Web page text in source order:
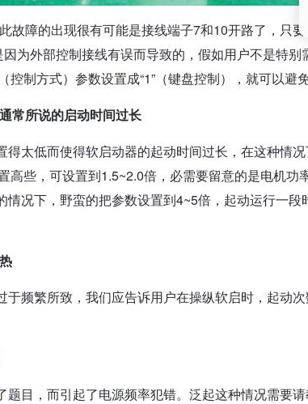
障的出现很有可能是接线端子7和10开路了，只要
为外部控制接线有误而导致的，假如用户不是特别
制方式）参数设置成“1”（键盘控制），就可以避免
常所说的启动时间过长
太低而使得软启动器的起动时间过长，在这种情
高些，可设置到1.5~2.0倍，必需要留意的是电机功
况下，野蛮的把参数设置到4~5倍，起动运行一段
频繁所致，我们应告诉用户在操纵软启时，起动
目，而引起了电源频率犯错。泛起这种情况需要